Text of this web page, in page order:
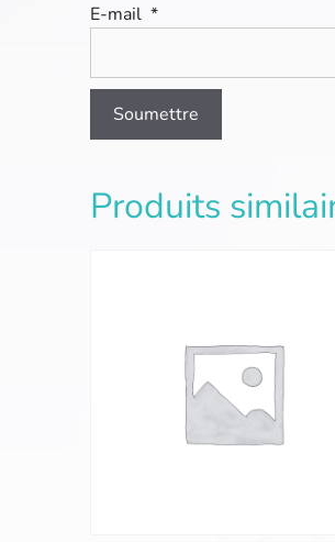
E-mail *
Produits